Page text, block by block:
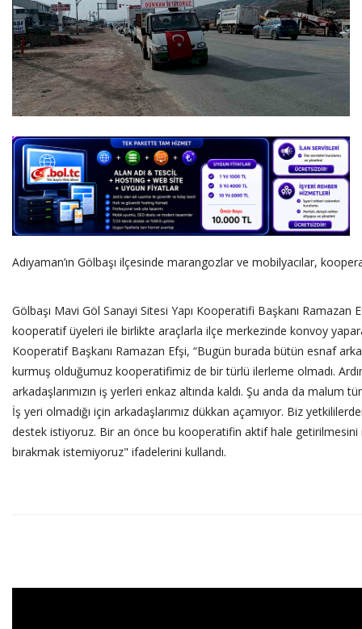
YAZARLARIMIZ
ÖZEL ANKETLER
Adıyaman’ın Gölbaşı ilçesinde marangozlar ve mobilyacılar,
Gölbaşı Mavi Göl Sanayi Sitesi Yapı Kooperatifi Başkanı Ramazan
kooperatif üyeleri ile birlikte araçlarla ilçe merkezinde konvoy
Kooperatif Başkanı Ramazan Efşi, “Bugün burada bütün esnaf
kurmuş olduğumuz kooperatifimiz de bir türlü ilerleme olmadı.
arkadaşlarımızın iş yerleri enkaz altında kaldı. Şu anda da malum
İş yeri olmadığı için arkadaşlarımız dükkan açamıyor. Biz
destek istiyoruz. Bir an önce bu kooperatifin aktif hale
bırakmak istemiyoruz" ifadelerini kullandı.